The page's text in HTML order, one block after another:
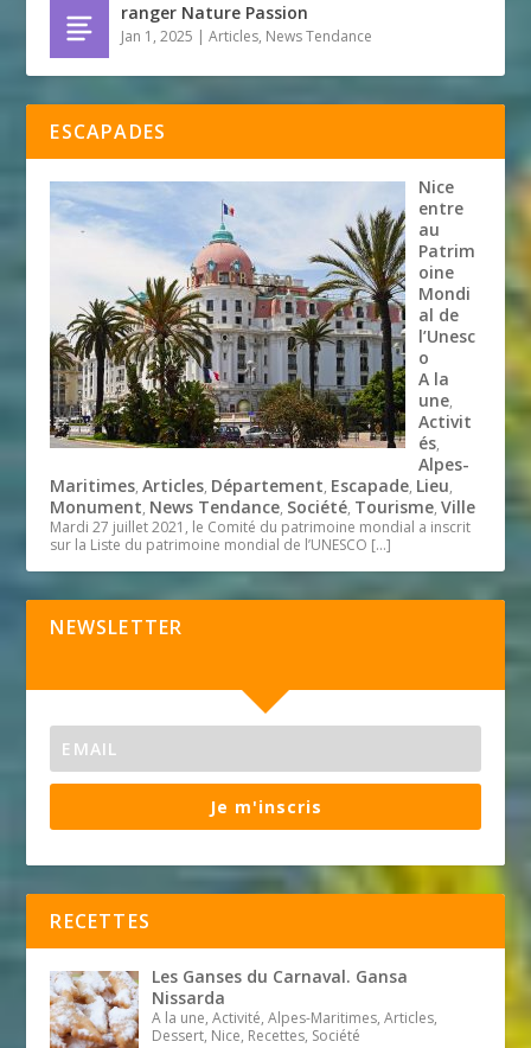
ranger Nature Passion
Jan 1, 2025 |Articles, News Tendance
ESCAPADES
Nice
entre
au
Patrim
oine
Mondi
al de
l’Unesc
o
A la
une,
Activit
és,
Alpes-
Maritimes,Articles, Département, Escapade, Lieu,
Monument, News Tendance, Société, Tourisme,Ville
Mardi 27 juillet 2021, le Comité du patrimoine mondial a inscrit
sur la Liste du patrimoine mondial de l’UNESCO […]
NEWSLETTER
Je m'inscris
RECETTES
Les Ganses du Carnaval. Gansa
Nissarda
A la une, Activité, Alpes-Maritimes, Articles,
Dessert, Nice, Recettes, Société